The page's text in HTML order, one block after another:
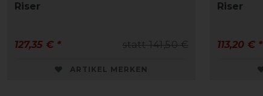
Riser
statt 141,50 €
127,35 € *
ARTIKEL MERKEN
Riser
113,20 € *